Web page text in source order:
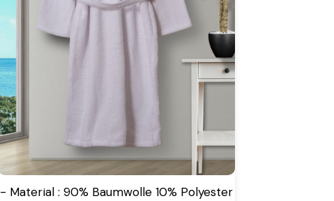
- Material : 90% Baumwolle 10% Polyester